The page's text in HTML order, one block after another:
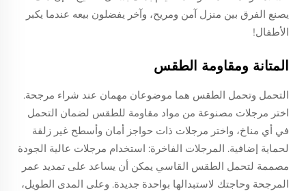
يصنع الفرق بين منزل آمن ومريح، وآخر يفضلون بيعه عندما يكبر
الأطفال!
المتانة ومقاومة الطقس
التحمل وتحمل الطقس هما موضوعان مهمان عند شراء مرجحة.
اختر مرجلات مصنوعة من مواد مقاومة للطقس لضمان التحمل
في أي مناخ، واختر مرجلات ذات حواجز أمان وأسطح غير زلقة
لحماية إضافية. المرجلات الفاخرة: استخدام مرجلات عالية الجودة
مصممة لتحمل الطقس القاسي يمكن أن يساعد على تمديد عمر
المرجحة وحاجتك لاستبدالها بواحدة جديدة. وعلى المدى الطويل،